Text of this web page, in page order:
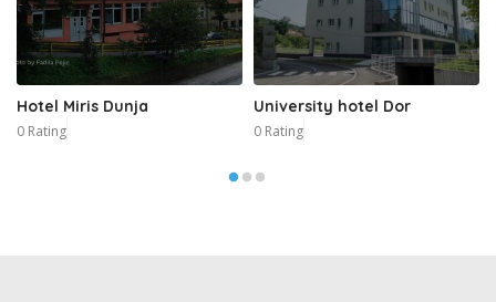
Hotel Miris Dunja
0 Rating
University hotel Dor
0 Rating